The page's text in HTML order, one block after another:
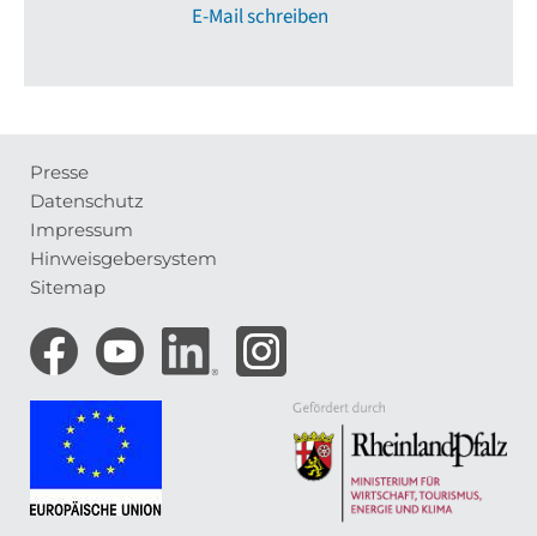
E-Mail schreiben
Meta-
Navigation
Presse
Datenschutz
Impressum
Hinweisgebersystem
Sitemap